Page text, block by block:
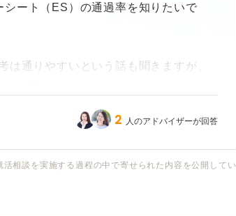
ート（ES）の通過率を知りたいで
通りやすいという話も聞きますが、
って、インターンの選考の難易度がわ
業規模による違いなどがあれば教え
2 人のアドバイザーが回答
相談を実施する過程の中で寄せられた内容を公開してい